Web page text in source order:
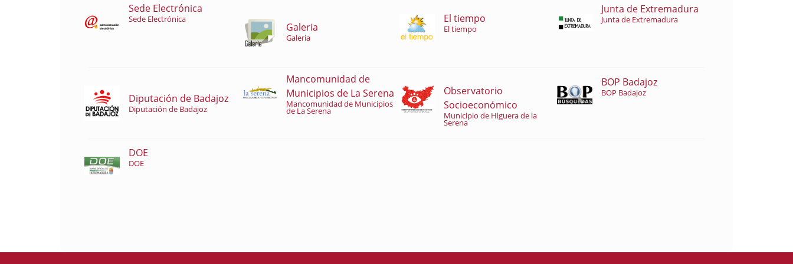
Sede Electrónica
Sede Electrónica
Galeria
Galeria
El tiempo
El tiempo
Junta de Extremadura
Junta de Extremadura
Diputación de Badajoz
Diputación de Badajoz
Mancomunidad de
Municipios de La Serena
Mancomunidad de Municipios
de La Serena
Observatorio
Socioeconómico
Municipio de Higuera de la
Serena
BOP Badajoz
BOP Badajoz
DOE
DOE